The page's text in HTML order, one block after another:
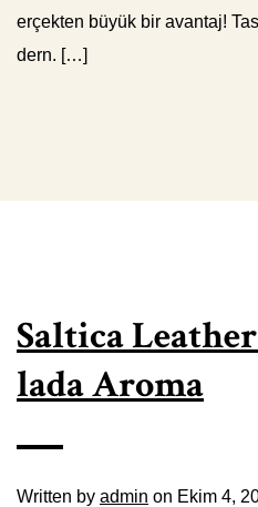
erçekten büyük bir avantaj!
dern. […]
Saltica
lada Aroma
Written by admin on Ekim 4,